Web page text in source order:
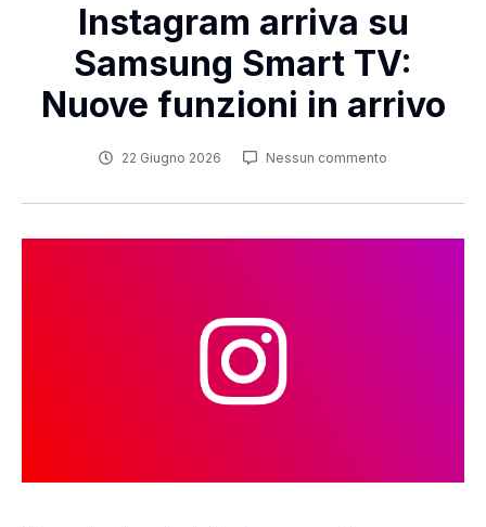
Instagram arriva su
Samsung Smart TV:
Nuove funzioni in arrivo
22 Giugno 2026 Nessun commento